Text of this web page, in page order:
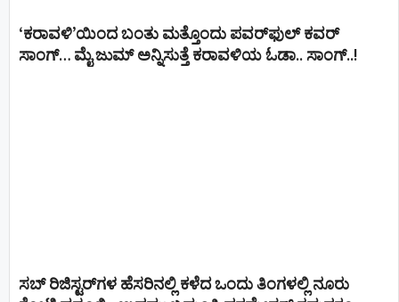
‘ಕರಾವಳಿ’ಯಿಂದ ಬಂತು ಮತ್ತೊಂದು ಪವರ್‌ಫುಲ್ ಕವರ್
ಸಾಂಗ್… ಮೈ ಜುಮ್ ಅನ್ನಿಸುತ್ತೆ ಕರಾವಳಿಯ ಓಡಾ.. ಸಾಂಗ್‌..!
ಸಬ್ ರಿಜಿಸ್ಟರ್​ಗಳ ಹೆಸರಿನಲ್ಲಿ ಕಳೆದ ಒಂದು ತಿಂಗಳಲ್ಲಿ ನೂರು